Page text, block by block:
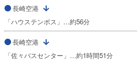
長崎空港
「ハウステンボス」…約56分
長崎空港
「佐々バスセンター」…約1時間51分